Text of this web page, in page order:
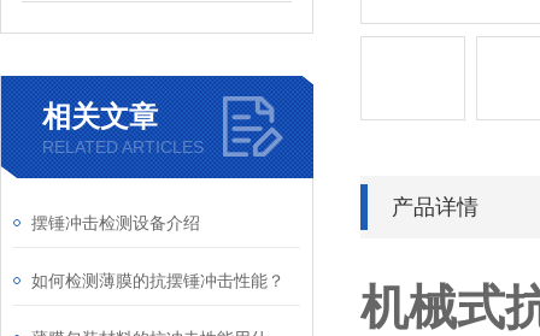
相关文章
RELATED ARTICLES
摆锤冲击检测设备介绍
如何检测薄膜的抗摆锤冲击性能？
产品详情
机械式